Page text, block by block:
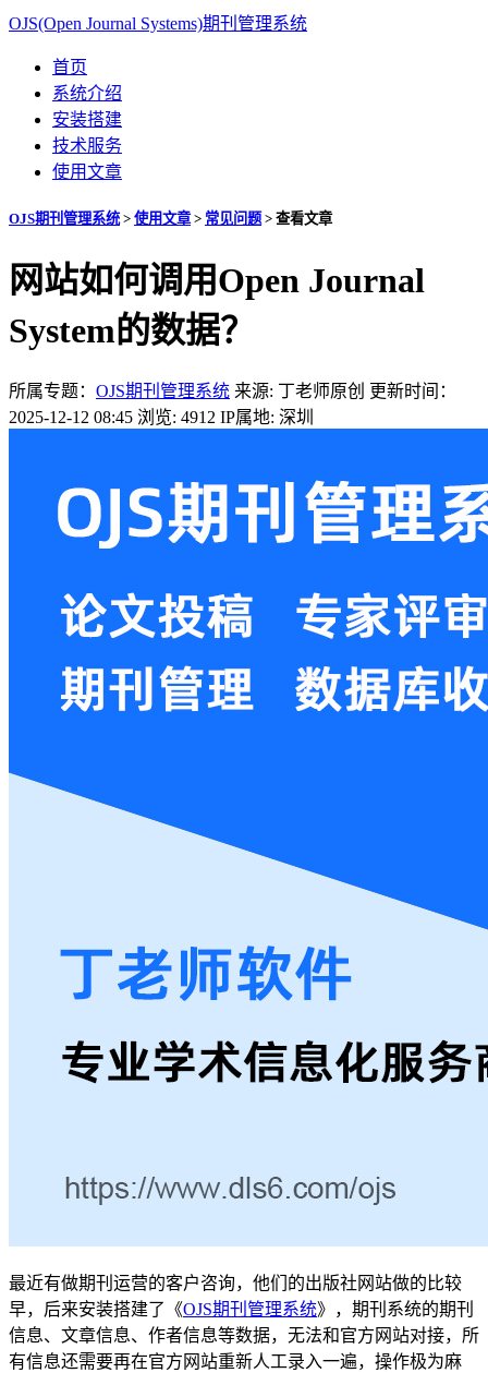
OJS(Open Journal Systems)期刊管理系统
首页
系统介绍
安装搭建
技术服务
使用文章
OJS期刊管理系统> 使用文章> 常见问题 > 查看文章
网站如何调用Open Journal
System的数据？
所属专题： OJS期刊管理系统 来源: 丁老师原创 更新时间：
2025-12-12 08:45 浏览: 4912 IP属地: 深圳
最近有做期刊运营的客户咨询，他们的出版社网站做的比较
早，后来安装搭建了《OJS期刊管理系统》，期刊系统的期刊
信息、文章信息、作者信息等数据，无法和官方网站对接，所
有信息还需要再在官方网站重新人工录入一遍，操作极为麻